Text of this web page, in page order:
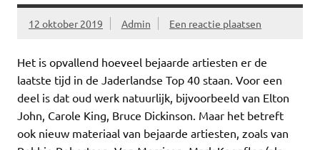
12 oktober 2019 Admin Een reactie plaatsen
Het is opvallend hoeveel bejaarde artiesten er de
laatste tijd in de Jaderlandse Top 40 staan. Voor een
deel is dat oud werk natuurlijk, bijvoorbeeld van Elton
John, Carole King, Bruce Dickinson. Maar het betreft
ook nieuw materiaal van bejaarde artiesten, zoals van